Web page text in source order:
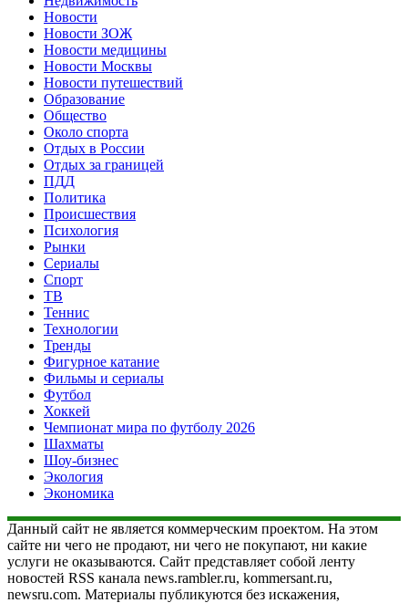
Новости
Новости ЗОЖ
Новости медицины
Новости Москвы
Новости путешествий
Образование
Общество
Около спорта
Отдых в России
Отдых за границей
ПДД
Политика
Происшествия
Психология
Рынки
Сериалы
Спорт
ТВ
Теннис
Технологии
Тренды
Фигурное катание
Фильмы и сериалы
Футбол
Хоккей
Чемпионат мира по футболу 2026
Шахматы
Шоу-бизнес
Экология
Экономика
Данный сайт не является коммерческим проектом. На этом
сайте ни чего не продают, ни чего не покупают, ни какие
услуги не оказываются. Сайт представляет собой ленту
новостей RSS канала news.rambler.ru, kommersant.ru,
newsru.com. Материалы публикуются без искажения,